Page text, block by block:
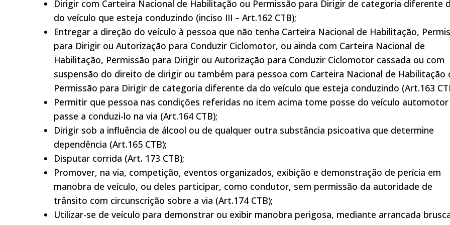
Dirigir com Carteira Nacional de Habilitação ou Permissão para Dirigir de categoria diferente
do veículo que esteja conduzindo (inciso III – Art.162 CTB);
Entregar a direção do veículo à pessoa que não tenha Carteira Nacional de Habilitação,
para Dirigir ou Autorização para Conduzir Ciclomotor, ou ainda com Carteira Nacional de
Habilitação, Permissão para Dirigir ou Autorização para Conduzir Ciclomotor cassada ou com
suspensão do direito de dirigir ou também para pessoa com Carteira Nacional de Habilitação
Permissão para Dirigir de categoria diferente da do veículo que esteja conduzindo (Art.163
Permitir que pessoa nas condições referidas no item acima tome posse do veículo automotor
passe a conduzi-lo na via (Art.164 CTB);
Dirigir sob a influência de álcool ou de qualquer outra substância psicoativa que determine
dependência (Art.165 CTB);
Disputar corrida (Art. 173 CTB);
Promover, na via, competição, eventos organizados, exibição e demonstração de perícia em
manobra de veículo, ou deles participar, como condutor, sem permissão da autoridade de
trânsito com circunscrição sobre a via (Art.174 CTB);
Utilizar-se de veículo para demonstrar ou exibir manobra perigosa, mediante arrancada